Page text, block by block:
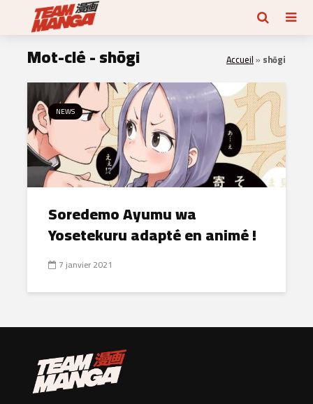
Mot-clé - shōgi Accueil» shōgi
NEWS
Soredemo Ayumu wa
Yosetekuru adapté en animé !
7 janvier 2021